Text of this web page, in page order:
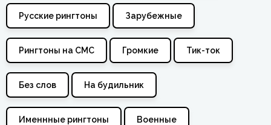
Русские рингтоны Зарубежные
Рингтоны на СМС Громкие Тик-ток
Без слов На будильник
Именнные рингтоны Военные